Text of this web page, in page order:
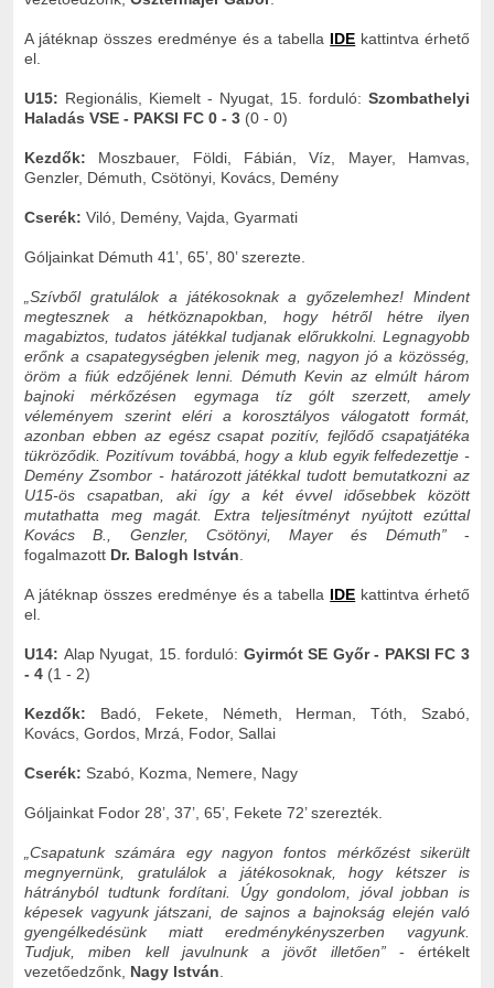
A játéknap összes eredménye és a tabella IDE kattintva érhető
el.
U15: Regionális, Kiemelt - Nyugat, 15. forduló: Szombathelyi
Haladás VSE - PAKSI FC 0 - 3 (0 - 0)
Kezdők: Moszbauer, Földi, Fábián, Víz, Mayer, Hamvas,
Genzler, Démuth, Csötönyi, Kovács, Demény
Cserék: Viló, Demény, Vajda, Gyarmati
Góljainkat Démuth 41’, 65’, 80’ szerezte.
„Szívből gratulálok a játékosoknak a győzelemhez! Mindent
megtesznek a hétköznapokban, hogy hétről hétre ilyen
magabiztos, tudatos játékkal tudjanak előrukkolni. Legnagyobb
erőnk a csapategységben jelenik meg, nagyon jó a közösség,
öröm a fiúk edzőjének lenni. Démuth Kevin az elmúlt három
bajnoki mérkőzésen egymaga tíz gólt szerzett, amely
véleményem szerint eléri a korosztályos válogatott formát,
azonban ebben az egész csapat pozitív, fejlődő csapatjátéka
tükröződik. Pozitívum továbbá, hogy a klub egyik felfedezettje -
Demény Zsombor - határozott játékkal tudott bemutatkozni az
U15-ös csapatban, aki így a két évvel idősebbek között
mutathatta meg magát. Extra teljesítményt nyújtott ezúttal
Kovács B., Genzler, Csötönyi, Mayer és Démuth” -
fogalmazott Dr. Balogh István.
A játéknap összes eredménye és a tabella IDE kattintva érhető
el.
U14: Alap Nyugat, 15. forduló: Gyirmót SE Győr - PAKSI FC 3
- 4 (1 - 2)
Kezdők: Badó, Fekete, Németh, Herman, Tóth, Szabó,
Kovács, Gordos, Mrzá, Fodor, Sallai
Cserék: Szabó, Kozma, Nemere, Nagy
Góljainkat Fodor 28’, 37’, 65’, Fekete 72’ szerezték.
„Csapatunk számára egy nagyon fontos mérkőzést sikerült
megnyernünk, gratulálok a játékosoknak, hogy kétszer is
hátrányból tudtunk fordítani. Úgy gondolom, jóval jobban is
képesek vagyunk játszani, de sajnos a bajnokság elején való
gyengélkedésünk miatt eredménykényszerben vagyunk.
Tudjuk, miben kell javulnunk a jövőt illetően”- értékelt
vezetőedzőnk, Nagy István.